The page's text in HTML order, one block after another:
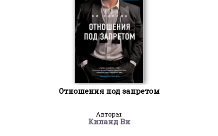
Отношения под запретом
Авторы:
Киланд Ви